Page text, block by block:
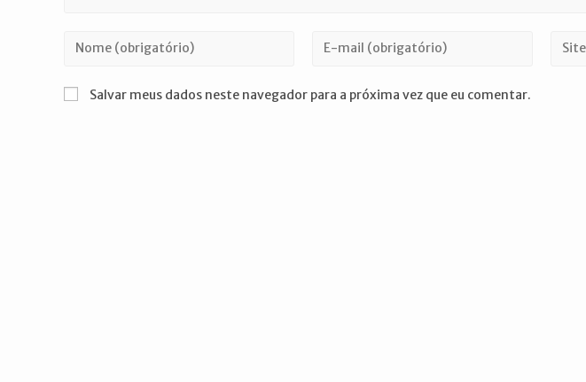
Digite
nome
Digite
endereço
de
Digite
Salvar meus dados neste navegador para a próxima vez que eu comentar.